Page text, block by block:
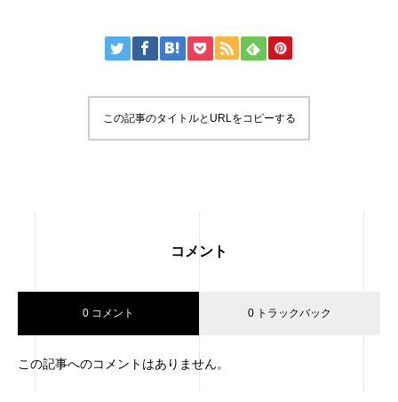
この記事のタイトルとURLをコピーする
コメント
0 コメント 0 トラックバック
この記事へのコメントはありません。